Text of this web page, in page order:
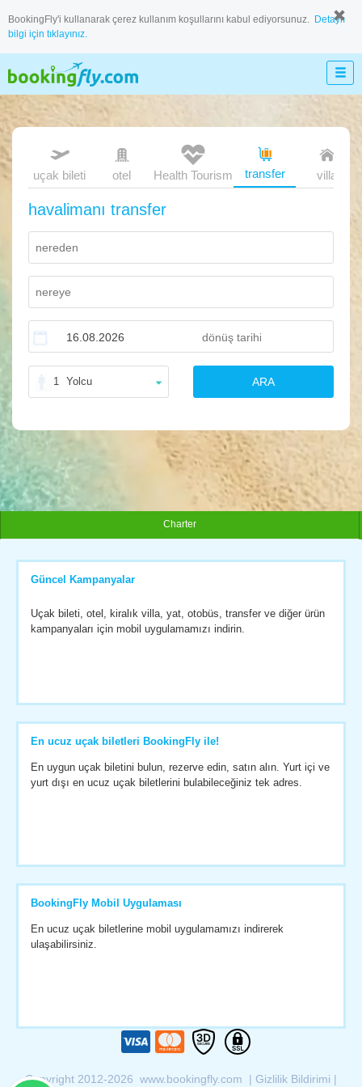
BookingFly'i kullanarak çerez kullanım koşullarını kabul ediyorsunuz. Detaylı
bilgi için tıklayınız.
uçak bileti otel transfer villa
Health Tourism
havalimanı transfer
1 Yolcu ARA
Charter
Güncel Kampanyalar
Uçak bileti, otel, kiralık villa, yat, otobüs, transfer ve diğer ürün
kampanyaları için mobil uygulamamızı indirin.
En ucuz uçak biletleri BookingFly ile!
En uygun uçak biletini bulun, rezerve edin, satın alın. Yurt içi ve
yurt dışı en ucuz uçak biletlerini bulabileceğiniz tek adres.
BookingFly Mobil Uygulaması
En ucuz uçak biletlerine mobil uygulamamızı indirerek
ulaşabilirsiniz.
Copyright 2012-2026 www.bookingfly.com | Gizlilik Bildirimi |